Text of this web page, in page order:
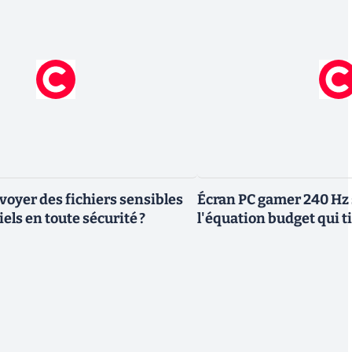
des fichiers sensibles
en toute sécurité ?
Écran PC gamer 240
l'équation budget qui